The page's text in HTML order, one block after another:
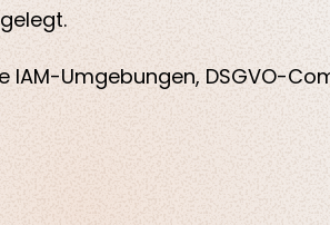
IAM-Umgebungen, DSGVO-